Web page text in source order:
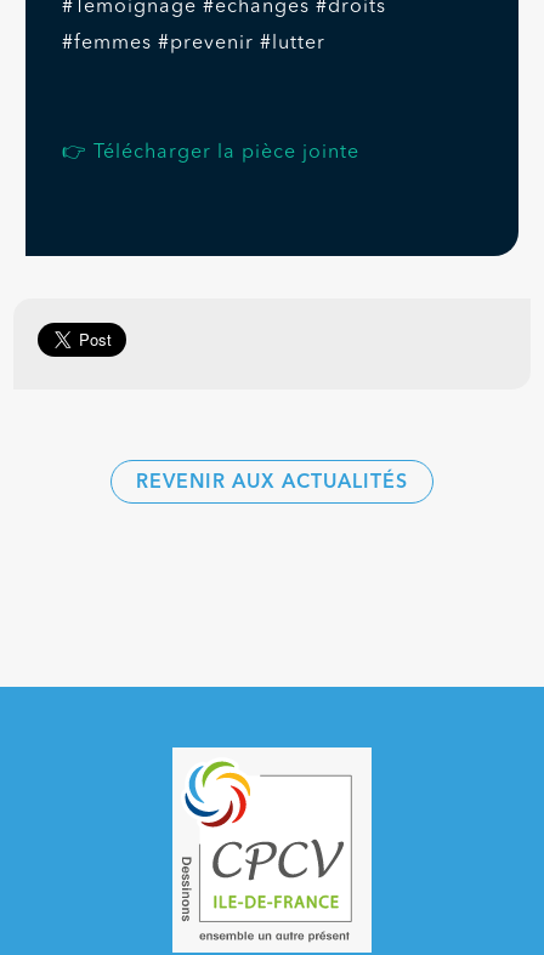
#Temoignage #echanges #droits
#femmes #prevenir #lutter
👉 Télécharger la pièce jointe
REVENIR AUX ACTUALITÉS